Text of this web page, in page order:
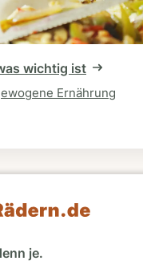
wichtig ist
Ernährung
je.